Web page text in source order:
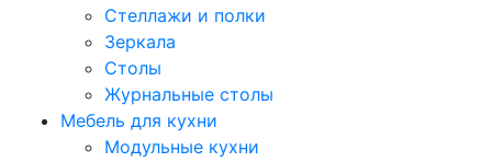
Стеллажи и полки
Зеркала
Столы
Журнальные столы
Мебель для кухни
Модульные кухни